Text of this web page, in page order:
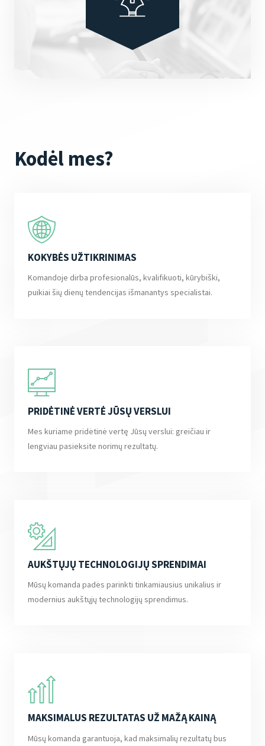
Kodėl mes?
KOKYBĖS UŽTIKRINIMAS
Komandoje dirba profesionalūs, kvalifikuoti, kūrybiški,
puikiai šių dienų tendencijas išmanantys specialistai.
PRIDĖTINĖ VERTĖ JŪSŲ VERSLUI
Mes kuriame pridėtinė vertę Jūsų verslui: greičiau ir
lengviau pasieksite norimų rezultatų.
AUKŠTŲJŲ TECHNOLOGIJŲ SPRENDIMAI
Mūsų komanda padės parinkti tinkamiausius unikalius ir
modernius aukštųjų technologijų sprendimus.
MAKSIMALUS REZULTATAS UŽ MAŽĄ KAINĄ
Mūsų komanda garantuoja, kad maksimalių rezultatų bus